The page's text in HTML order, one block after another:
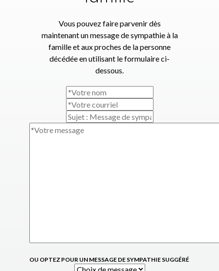
Vous pouvez faire parvenir dès
maintenant un message de sympathie à la
famille et aux proches de la personne
décédée en utilisant le formulaire ci-
dessous.
OU OPTEZ POUR UN MESSAGE DE SYMPATHIE SUGGÉRÉ